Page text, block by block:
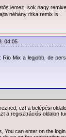
lemez, sok nagy
néhány ritka remix is.
04:05
Rio Mix a legjobb, de
ezt a belépési
a regisztrációs oldalon
You can enter on the